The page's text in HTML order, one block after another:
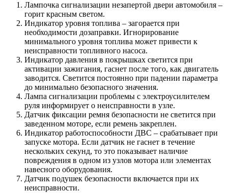
Лампочка сигнализации незапертой двери автомобиля –
горит красным светом.
Индикатор уровня топлива – загорается при
необходимости дозаправки. Игнорирование
минимального уровня топлива может привести к
неисправности топливного насоса.
Индикатор давления в покрышках светится при
активации зажигания, гаснет после того, как двигатель
заводится. Светится постоянно при падении параметра
до минимально безопасного значения.
Лампа сигнализации проблемы с электроусилителем
руля информирует о неисправности в узле.
Датчик фиксации ремня безопасности не светится при
заведенном моторе, если ремень закреплен.
Индикатор работоспособности ДВС – срабатывает при
запуске мотора. Если датчик не гаснет в течение
нескольких секунд, то это показывает наличие
повреждения в одном из узлов мотора или элементах
навесного оборудования.
Датчик подушек безопасности включается при их
неисправности.